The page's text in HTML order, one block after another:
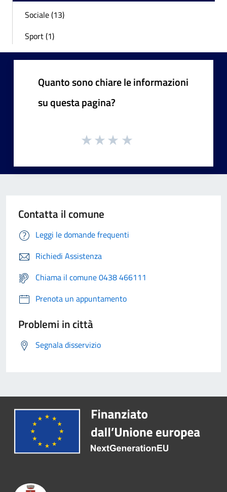
Sociale (13)
Sport (1)
Quanto sono chiare le informazioni
su questa pagina?
Contatta il comune
Leggi le domande frequenti
Richiedi Assistenza
Chiama il comune 0438 466111
Prenota un appuntamento
Problemi in città
Segnala disservizio